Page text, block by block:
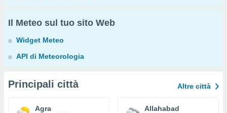
Il Meteo sul tuo sito Web
Widget Meteo
API di Meteorologia
Principali città Altre città
Agra Allahabad